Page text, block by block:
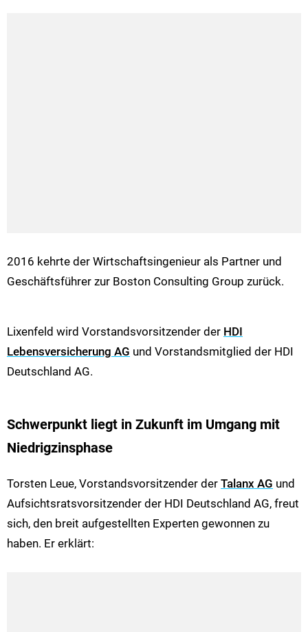
2016 kehrte der Wirtschaftsingenieur als Partner und
Geschäftsführer zur Boston Consulting Group zurück.
Lixenfeld wird Vorstandsvorsitzender der HDI
Lebensversicherung AG und Vorstandsmitglied der HDI
Deutschland AG.
Schwerpunkt liegt in Zukunft im Umgang mit
Niedrigzinsphase
Torsten Leue, Vorstandsvorsitzender der Talanx AG und
Aufsichtsratsvorsitzender der HDI Deutschland AG, freut
sich, den breit aufgestellten Experten gewonnen zu
haben. Er erklärt: